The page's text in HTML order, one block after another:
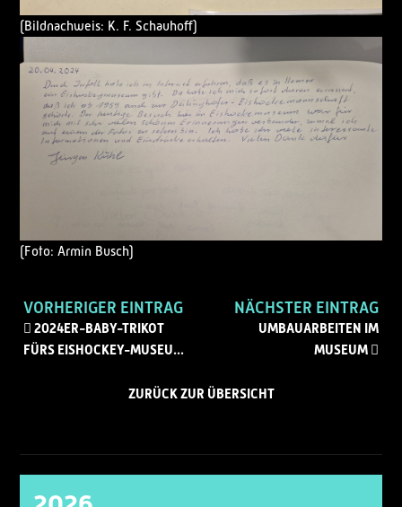
(Bildnachweis: K. F. Schauhoff)
(Foto: Armin Busch)
VORHERIGER EINTRAG
2024ER-BABY-TRIKOT
FÜRS EISHOCKEY-MUSEU...
NÄCHSTER EINTRAG
UMBAUARBEITEN IM
MUSEUM
ZURÜCK ZUR ÜBERSICHT